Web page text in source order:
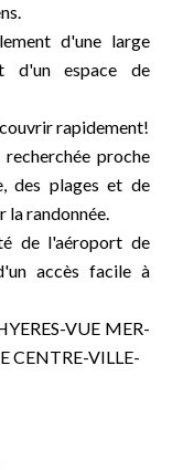
d'une large
d'un espace de
rapidement!
proche
des plages et de
la randonnée.
de l'aéroport de
accès facile à
VUE MER-
CENTRE-VILLE-